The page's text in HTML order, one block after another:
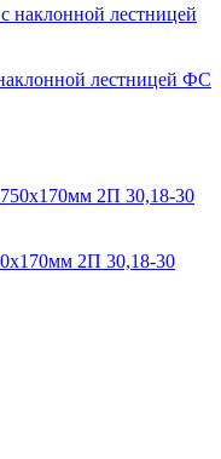
лестницей ФС
2П 30,18-30